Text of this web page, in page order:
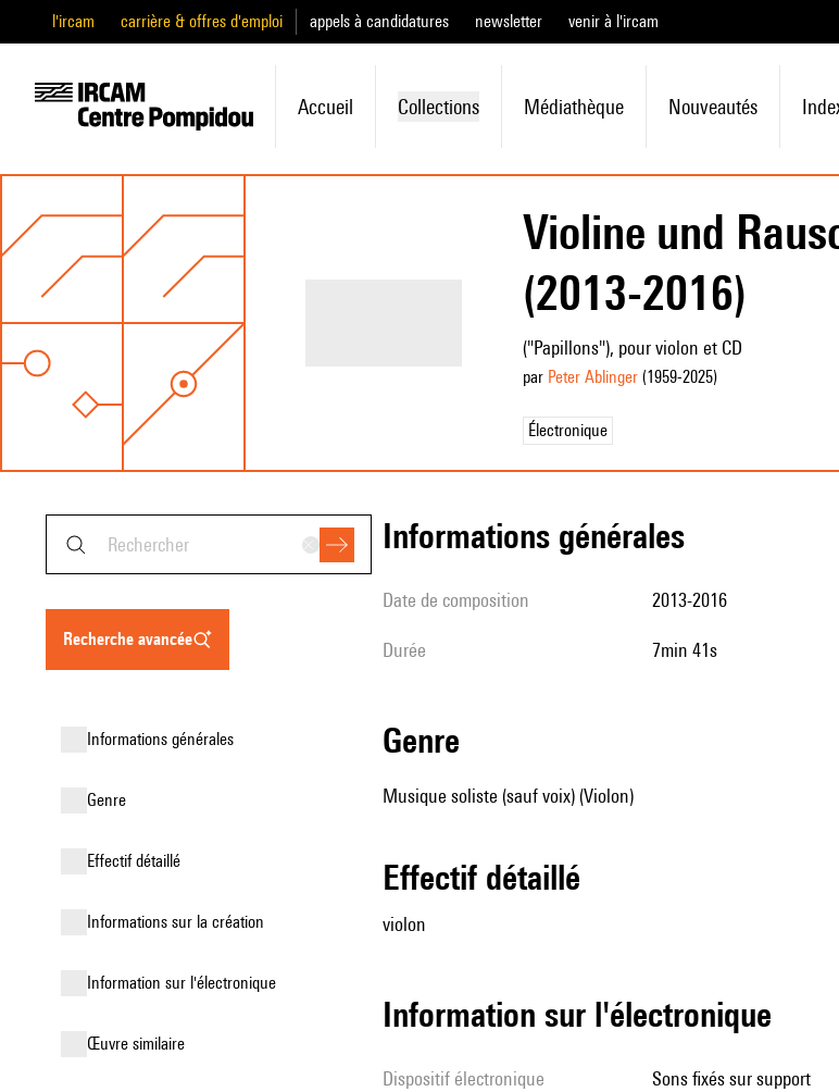
l'ircam carrière & offres d'emploi appels à candidatures newsletter venir à l'ircam
Accueil Collections Médiathèque Nouveautés
Violine und
(2013-2016)
("Papillons"), pour violon et CD
par Peter Ablinger(1959-2025)
Électronique
recherche avancée
informations générales
genre
effectif détaillé
informations sur la création
Information sur l'électronique
œuvre similaire
informations générales
date de composition 2013-2016
durée 7min 41s
genre
Musique soliste (sauf voix) (Violon)
effectif détaillé
violon
Information sur l'électronique
Dispositif électronique sons fixés sur support